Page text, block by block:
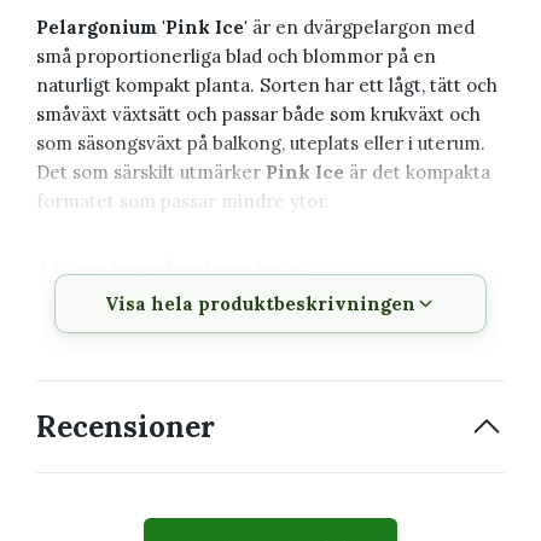
Pelargonium 'Pink Ice' är en dvärgpelargon med
små proportionerliga blad och blommor på en
naturligt kompakt planta. Sorten har ett lågt, tätt och
småväxt växtsätt och passar både som krukväxt och
som säsongsväxt på balkong, uteplats eller i uterum.
Det som särskilt utmärker Pink Ice är det kompakta
formatet som passar mindre ytor.
Växtbeskrivning
Vetenskapligt
Pelargonium 'Pink Ice'
Visa hela produktbeskrivningen
Recensioner